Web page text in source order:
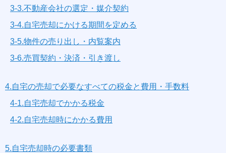
3-3.不動産会社の選定・媒介契約
3-4.自宅売却にかける期間を定める
3-5.物件の売り出し・内覧案内
3-6.売買契約・決済・引き渡し
4.自宅の売却で必要なすべての税金と費用・手数料
4-1.自宅売却でかかる税金
4-2.自宅売却時にかかる費用
5.自宅売却時の必要書類